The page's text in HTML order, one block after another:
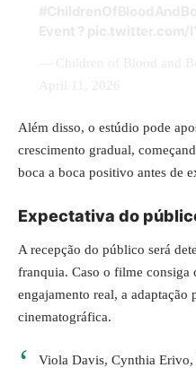
Além disso, o estúdio pode
crescimento gradual,
boca a boca positivo antes de
Expectativa do
A recepção do público será
franquia. Caso o filme consiga
engajamento real, a adaptação
cinematográfica.
Viola Davis, Cynthia Erivo,